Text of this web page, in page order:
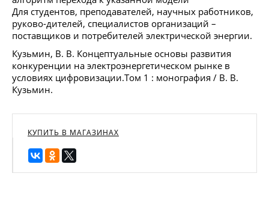
Для студентов, преподавателей, научных работников,
руково-дителей, специалистов организаций –
поставщиков и потребителей электрической энергии.
Кузьмин, В. В. Концептуальные основы развития
конкуренции на электроэнергетическом рынке в
условиях цифровизации.Том 1 : монография / В. В.
Кузьмин.
КУПИТЬ В МАГАЗИНАХ